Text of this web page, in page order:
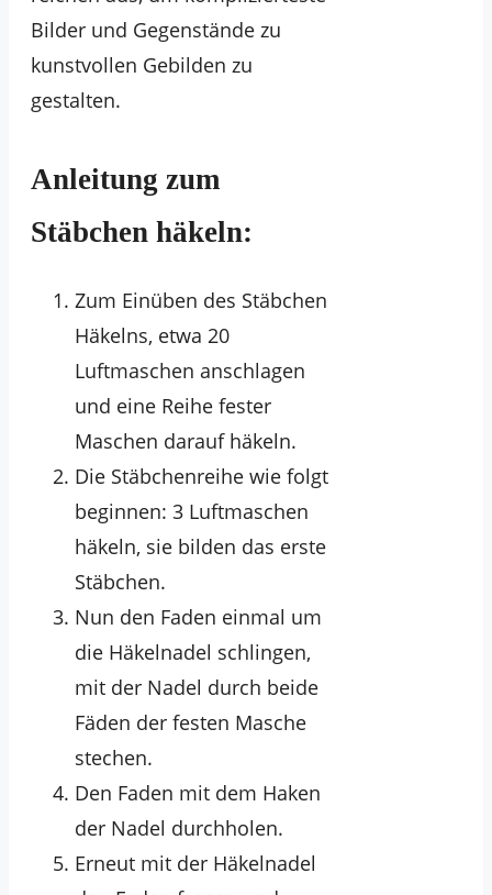
Bilder und Gegenstände zu
kunstvollen Gebilden zu
gestalten.
Anleitung zum
Stäbchen häkeln:
Zum Einüben des Stäbchen
Häkelns, etwa 20
Luftmaschen anschlagen
und eine Reihe fester
Maschen darauf häkeln.
Die Stäbchenreihe wie folgt
beginnen: 3 Luftmaschen
häkeln, sie bilden das erste
Stäbchen.
Nun den Faden einmal um
die Häkelnadel schlingen,
mit der Nadel durch beide
Fäden der festen Masche
stechen.
Den Faden mit dem Haken
der Nadel durchholen.
Erneut mit der Häkelnadel